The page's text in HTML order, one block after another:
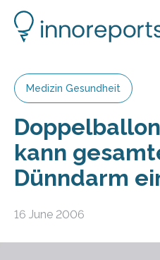
Medizin Gesundheit
kann
Dünndarm
16 June 2006